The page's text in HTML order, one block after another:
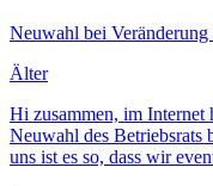
Neuwahl bei
Älter
Hi zusammen, im Internet
Neuwahl des Betriebsrats
uns ist es so, dass wir